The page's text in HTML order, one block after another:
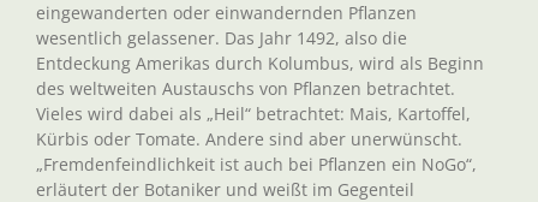
eingewanderten oder einwandernden Pflanzen
wesentlich gelassener. Das Jahr 1492, also die
Entdeckung Amerikas durch Kolumbus, wird als Beginn
des weltweiten Austauschs von Pflanzen betrachtet.
Vieles wird dabei als „Heil“ betrachtet: Mais, Kartoffel,
Kürbis oder Tomate. Andere sind aber unerwünscht.
„Fremdenfeindlichkeit ist auch bei Pflanzen ein NoGo“,
erläutert der Botaniker und weißt im Gegenteil